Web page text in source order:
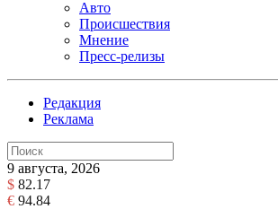
Авто
Происшествия
Мнение
Пресс-релизы
Редакция
Реклама
9 августа, 2026
$ 82.17
€ 94.84